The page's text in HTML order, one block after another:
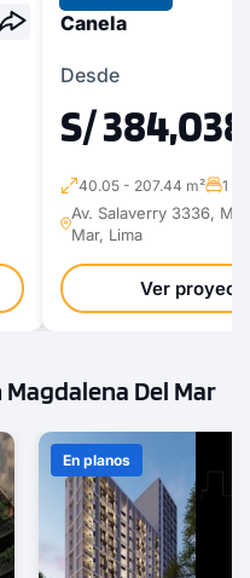
Canela
Desde
S/ 384,038
40.05 - 207.44 m² 1 -
Av. Salaverry 3336,
Mar, Lima
Ver
Del Mar
En planos